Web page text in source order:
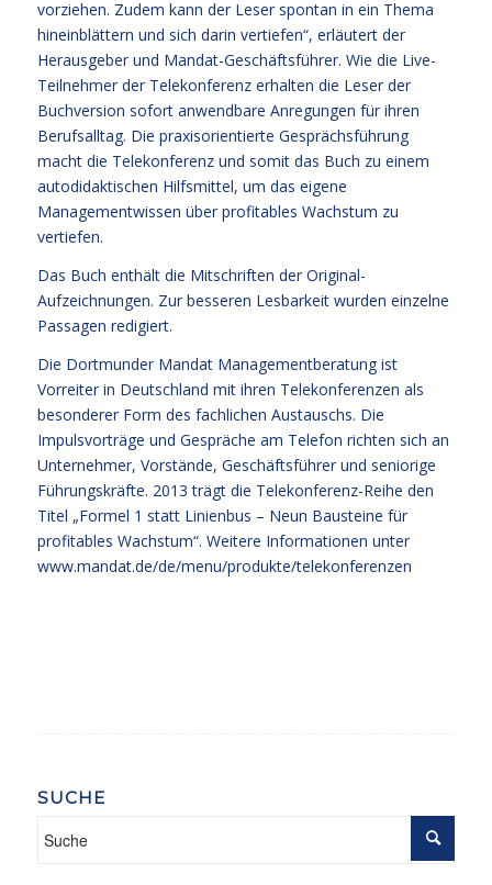
vorziehen. Zudem kann der Leser spontan in ein Thema
hineinblättern und sich darin vertiefen“, erläutert der
Herausgeber und Mandat-Geschäftsführer. Wie die Live-
Teilnehmer der Telekonferenz erhalten die Leser der
Buchversion sofort anwendbare Anregungen für ihren
Berufsalltag. Die praxisorientierte Gesprächsführung
macht die Telekonferenz und somit das Buch zu einem
autodidaktischen Hilfsmittel, um das eigene
Managementwissen über profitables Wachstum zu
vertiefen.
Das Buch enthält die Mitschriften der Original-
Aufzeichnungen. Zur besseren Lesbarkeit wurden einzelne
Passagen redigiert.
Die Dortmunder Mandat Managementberatung ist
Vorreiter in Deutschland mit ihren Telekonferenzen als
besonderer Form des fachlichen Austauschs. Die
Impulsvorträge und Gespräche am Telefon richten sich an
Unternehmer, Vorstände, Geschäftsführer und seniorige
Führungskräfte. 2013 trägt die Telekonferenz-Reihe den
Titel „Formel 1 statt Linienbus – Neun Bausteine für
profitables Wachstum“. Weitere Informationen unter
www.mandat.de/de/menu/produkte/telekonferenzen
SUCHE